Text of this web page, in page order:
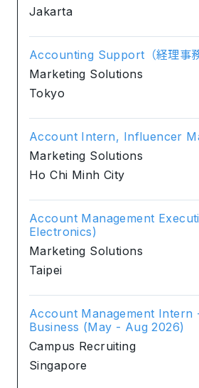
Jakarta
Accounting Support（経理事務
Marketing Solutions
Tokyo
Account Intern, Influencer
Marketing Solutions
Ho Chi Minh City
Account Management
Electronics)
Marketing Solutions
Taipei
Account Management Intern
Business (May - Aug 2026)
Campus Recruiting
Singapore